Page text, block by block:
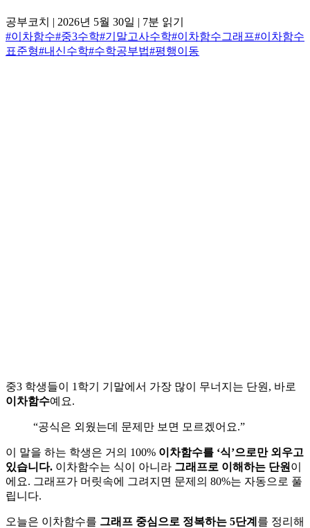
공부코치 | 2026년 5월 30일 | 7분 읽기
#이차함수#중3수학#기말고사수학#이차함수그래프#이차함수
표준형#내신수학#수학공부법#평행이동
중3 학생들이 1학기 기말에서 가장 많이 무너지는 단원, 바로
이차함수예요.
“공식은 외웠는데 문제만 보면 모르겠어요.”
이 말을 하는 학생은 거의 100% 이차함수를 ‘식’으로만 외우고
있습니다. 이차함수는 식이 아니라 그래프로 이해하는 단원 이
에요. 그래프가 머릿속에 그려지면 문제의 80%는 자동으로 풀
립니다.
오늘은 이차함수를 그래프 중심으로 정복하는 5단계 를 정리해